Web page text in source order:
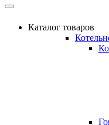
Каталог товаров